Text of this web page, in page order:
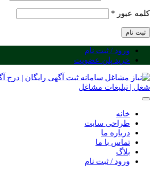
کلمه عبور *
ثبت نام
ورود / ثبت نام
خرید پلن عضویت
خانه
طراحی سایت
درباره ما
تماس با ما
بلاگ
ورود / ثبت نام